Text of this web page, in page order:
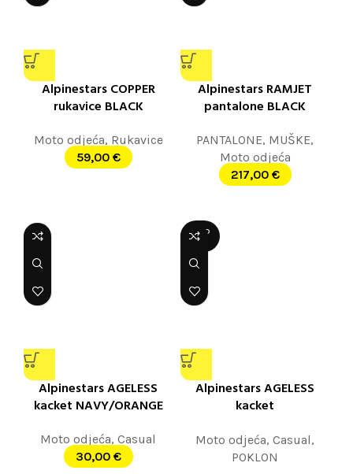
Alpinestars COPPER
rukavice BLACK
Moto odjeća, Rukavice
59,00 €
Alpinestars RAMJET
pantalone BLACK
PANTALONE, MUŠKE,
Moto odjeća
217,00 €
Alpinestars AGELESS
kacket NAVY/ORANGE
Moto odjeća, Casual
30,00 €
SOLD
OUT
Alpinestars AGELESS
kacket
Moto odjeća, Casual,
POKLON